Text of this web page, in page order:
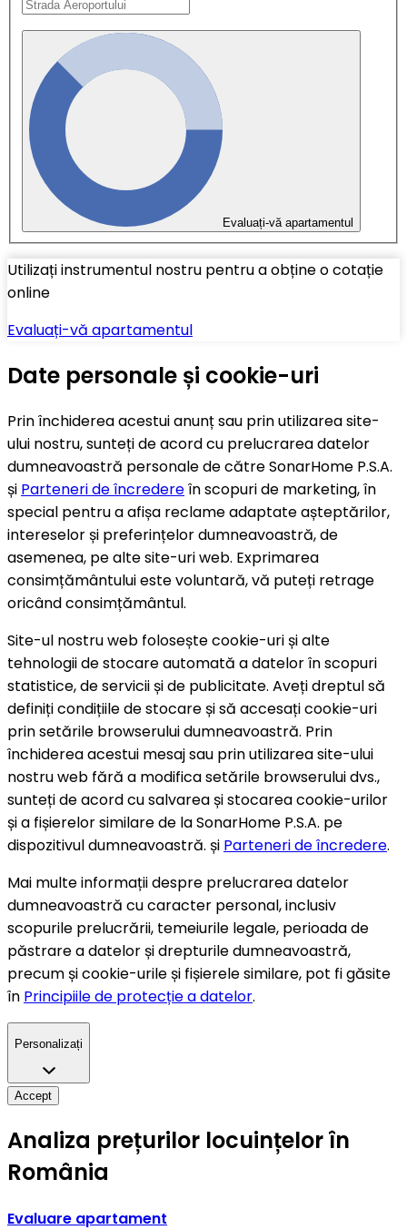
Evaluați-vă apartamentul
Utilizați instrumentul nostru pentru a obține o cotație
online
Evaluați-vă apartamentul
Date personale și cookie-uri
Prin închiderea acestui anunț sau prin utilizarea site-
ului nostru, sunteți de acord cu prelucrarea datelor
dumneavoastră personale de către SonarHome P.S.A.
și Parteneri de încredereîn scopuri de marketing, în
special pentru a afișa reclame adaptate așteptărilor,
intereselor și preferințelor dumneavoastră, de
asemenea, pe alte site-uri web. Exprimarea
consimțământului este voluntară, vă puteți retrage
oricând consimțământul.
Site-ul nostru web folosește cookie-uri și alte
tehnologii de stocare automată a datelor în scopuri
statistice, de servicii și de publicitate. Aveți dreptul să
definiți condițiile de stocare și să accesați cookie-uri
prin setările browserului dumneavoastră. Prin
închiderea acestui mesaj sau prin utilizarea site-ului
nostru web fără a modifica setările browserului dvs.,
sunteți de acord cu salvarea și stocarea cookie-urilor
și a fișierelor similare de la SonarHome P.S.A. pe
dispozitivul dumneavoastră. și Parteneri de încredere.
Mai multe informații despre prelucrarea datelor
dumneavoastră cu caracter personal, inclusiv
scopurile prelucrării, temeiurile legale, perioada de
păstrare a datelor și drepturile dumneavoastră,
precum și cookie-urile și fișierele similare, pot fi găsite
în Principiile de protecție a datelor.
Personalizați
Accept
Analiza prețurilor locuințelor în
România
Evaluare apartament